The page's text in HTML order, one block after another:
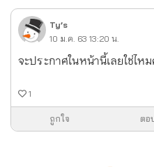
Ty’s
10 ม.ค. 63 13:20 น.
จะประกาศในหน้านี้เลยใช่ไห
1
ถูกใจ ตอ